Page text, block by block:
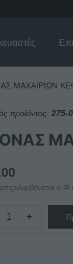
ΜΑΧΑΙΡΙΩΝ
προϊόντος: 275-
ο
+